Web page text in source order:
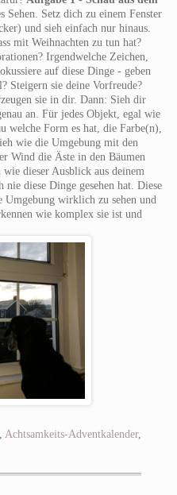
Sehen. Setz dich zu einem Fenster
und sieh einfach nur hinaus.
mit Weihnachten zu tun hat?
Irgendwelche Zeichen,
auf diese Dinge - geben
Steigern sie deine Vorfreude?
sie in dir. Dann: Sieh dir
an. Für jedes Objekt, egal wie
welche Form es hat, die Farbe(n),
wie die Umgebung mit den
Wind die Äste in den Bäumen
dieser Ausblick aus deinem
diese Dinge gesehen hat. Diese
wirklich zu sehen und
wie komplex sie ist und
Achtsamkeits-Adventkalender,